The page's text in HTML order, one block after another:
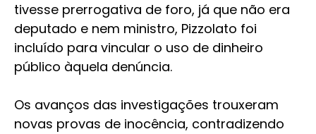
tivesse prerrogativa de foro, já que não era
deputado e nem ministro, Pizzolato foi
incluído para vincular o uso de dinheiro
público àquela denúncia.
Os avanços das investigações trouxeram
novas provas de inocência, contradizendo